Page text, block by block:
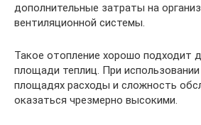
дополнительные затраты на
вентиляционной системы.
Такое отопление хорошо подходит
площади теплиц. При
площадях расходы и сложность
оказаться чрезмерно высокими.